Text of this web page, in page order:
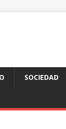
SOCIEDAD